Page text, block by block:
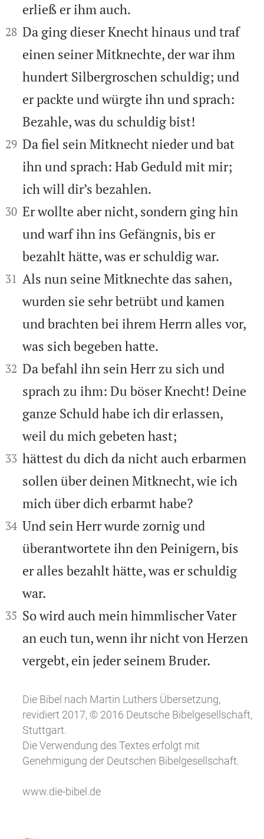
erließ er ihm auch.

28 Da ging dieser Knecht hinaus und traf
einen seiner Mitknechte, der war ihm
hundert Silbergroschen schuldig; und
er packte und würgte ihn und sprach:
Bezahle, was du schuldig bist!


29 Da fiel sein Mitknecht nieder und bat
ihn und sprach: Hab Geduld mit mir;
ich will dir’s bezahlen.


30 Er wollte aber nicht, sondern ging hin
und warf ihn ins Gefängnis, bis er
bezahlt hätte, was er schuldig war.


31 Als nun seine Mitknechte das sahen,
wurden sie sehr betrübt und kamen
und brachten bei ihrem Herrn alles vor,
was sich begeben hatte.


32 Da befahl ihn sein Herr zu sich und
sprach zu ihm: Du böser Knecht! Deine
ganze Schuld habe ich dir erlassen,
weil du mich gebeten hast;


33 hättest du dich da nicht auch erbarmen
sollen über deinen Mitknecht, wie ich
mich über dich erbarmt habe?


34 Und sein Herr wurde zornig und
überantwortete ihn den Peinigern, bis
er alles bezahlt hätte, was er schuldig
war.


35 So wird auch mein himmlischer Vater
an euch tun, wenn ihr nicht von Herzen
vergebt, ein jeder seinem Bruder.

Die Bibel nach Martin Luthers Übersetzung,
revidiert 2017, © 2016 Deutsche Bibelgesellschaft,
Stuttgart.
Die Verwendung des Textes erfolgt mit
Genehmigung der Deutschen Bibelgesellschaft.
www.die-bibel.de